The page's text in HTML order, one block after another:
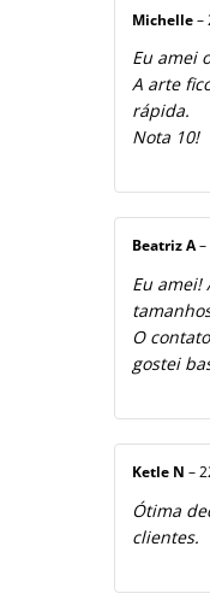
Michelle –
Eu amei
A arte
rápida.
Nota 10!
Beatriz A–
Eu amei!
O
gostei
Ketle N –
Ótima
clientes.